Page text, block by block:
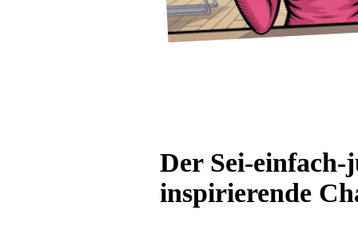
Der Sei-
inspirierende